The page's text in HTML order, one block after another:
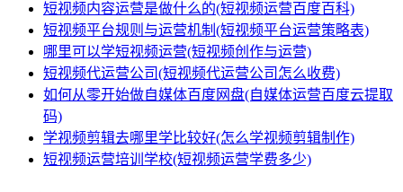
短视频内容运营是做什么的(短视频运营百度百科)
短视频平台规则与运营机制(短视频平台运营策略表)
哪里可以学短视频运营(短视频创作与运营)
短视频代运营公司(短视频代运营公司怎么收费)
如何从零开始做自媒体百度网盘(自媒体运营百度云提取
码)
学视频剪辑去哪里学比较好(怎么学视频剪辑制作)
短视频运营培训学校(短视频运营学费多少)